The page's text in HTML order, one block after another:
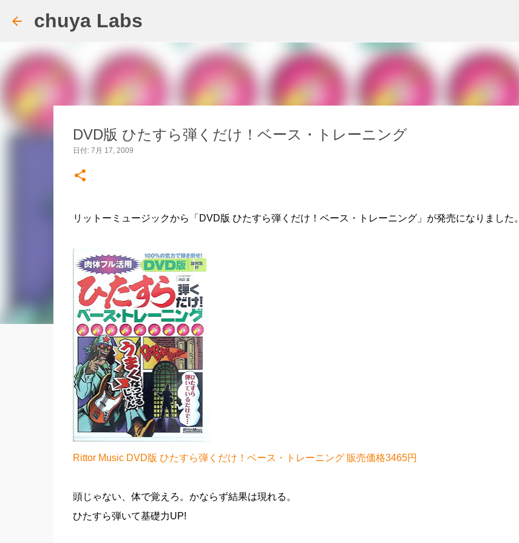
chuya Labs
DVD版 ひたすら弾くだけ！ベース・トレーニング
日付: 7月 17, 2009
リットーミュージックから「DVD版 ひたすら弾くだけ！ベース・トレーニング」が発売になりました。
Rittor Music DVD版 ひたすら弾くだけ！ベース・トレーニング 販売価格3465円
頭じゃない、体で覚えろ。かならず結果は現れる。
ひたすら弾いて基礎力UP!